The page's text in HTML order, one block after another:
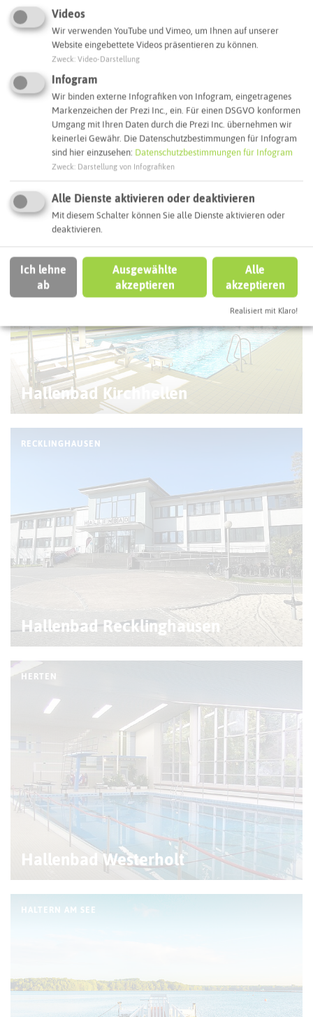
Hallenbad im Sportpark
BOTTROP
Hallenbad Kirchhellen
RECKLINGHAUSEN
Hallenbad Recklinghausen
HERTEN
Hallenbad Westerholt
HALTERN AM SEE
Videos
Wir verwenden YouTube und Vimeo, um Ihnen auf unserer
Website eingebettete Videos präsentieren zu können.
Zweck Video-Darstellung
Infogram
Wir binden externe Infografiken von Infogram, eingetragenes
Markenzeichen der Prezi Inc., ein. Für einen DSGVO konformen
Umgang mit Ihren Daten durch die Prezi Inc. übernehmen wir
keinerlei Gewähr. Die Datenschutzbestimmungen für Infogram
sind hier einzusehen: Datenschutzbestimmungen für Infogram
Zweck Darstellung von Infografiken
Alle Dienste aktivieren oder deaktivieren
Mit diesem Schalter können Sie alle Dienste aktivieren oder
deaktivieren.
Ich lehne
ab
Ausgewählte
akzeptieren
Alle
akzeptieren
Realisiert mit Klaro!